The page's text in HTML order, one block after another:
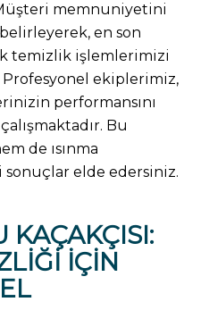
memnuniyetini
en son
temizlik işlemlerimizi
ekiplerimiz,
performansını
Bu
de ısınma
elde edersiniz.
KAÇAKÇISI:
İÇIN